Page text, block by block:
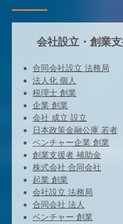
会社設立・創業
合同会社設立 法務局
法人化 個人
税理士 創業
企業 創業
会社 成立 設立
日本政策金融公庫 若者
ベンチャー企業 創業
創業支援者 補助金
株式会社 合同会社
起業 創業
会社設立 法務局
合同会社 法人
ベンチャー 創業